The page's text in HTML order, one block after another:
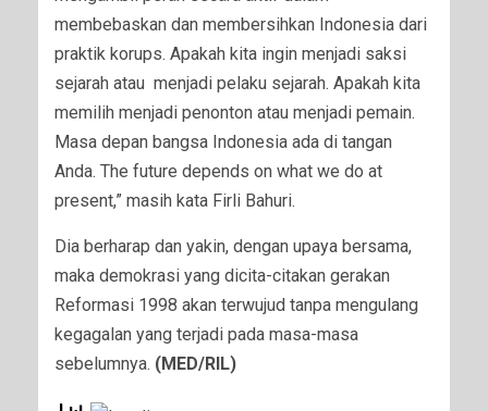
membebaskan dan membersihkan Indonesia dari
praktik korups. Apakah kita ingin menjadi saksi
sejarah atau menjadi pelaku sejarah. Apakah kita
memilih menjadi penonton atau menjadi pemain.
Masa depan bangsa Indonesia ada di tangan
Anda. The future depends on what we do at
present,” masih kata Firli Bahuri.
Dia berharap dan yakin, dengan upaya bersama,
maka demokrasi yang dicita-citakan gerakan
Reformasi 1998 akan terwujud tanpa mengulang
kegagalan yang terjadi pada masa-masa
sebelumnya. (MED/RIL)